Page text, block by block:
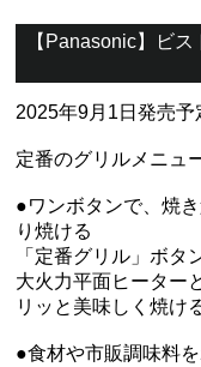
【Panasonic】ビ
2025年9月1日発売予
定番のグリルメニュ
●ワンボタンで、焼
り焼ける
「定番グリル」ボタ
大火力平面ヒーター
リッと美味しく焼け
●食材や市販調味料